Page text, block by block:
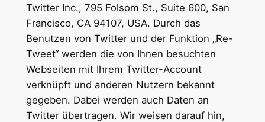
Twitter Inc., 795 Folsom St., Suite 600, San
Francisco, CA 94107, USA. Durch das
Benutzen von Twitter und der Funktion „Re-
Tweet“ werden die von Ihnen besuchten
Webseiten mit Ihrem Twitter-Account
verknüpft und anderen Nutzern bekannt
gegeben. Dabei werden auch Daten an
Twitter übertragen. Wir weisen darauf hin,